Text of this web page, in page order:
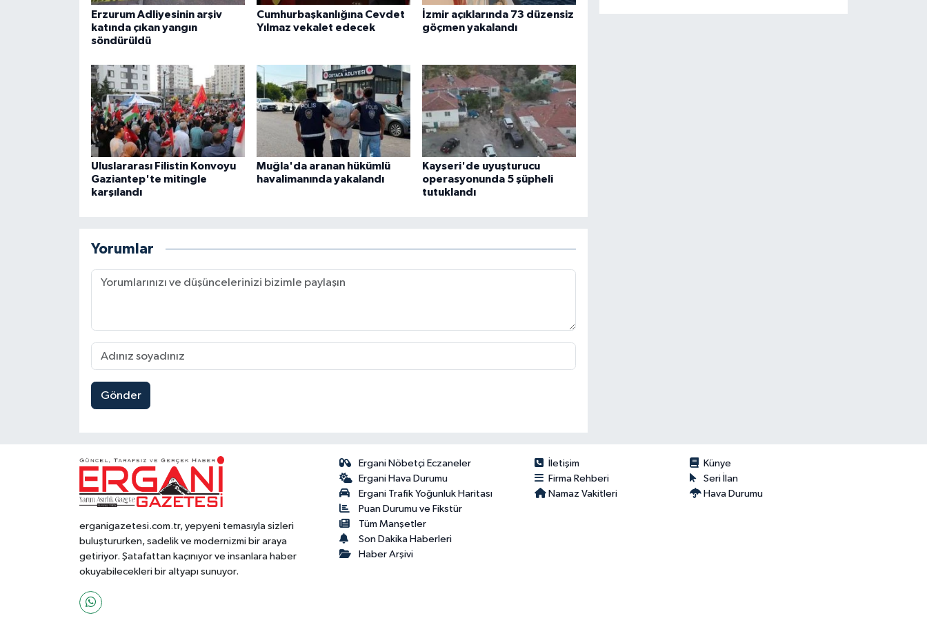
Erzurum Adliyesinin arşiv
katında çıkan yangın
söndürüldü
Cumhurbaşkanlığına Cevdet
Yılmaz vekalet edecek
İzmir açıklarında 73 düzensiz
göçmen yakalandı
Uluslararası Filistin Konvoyu
Gaziantep'te mitingle
karşılandı
Muğla'da aranan hükümlü
havalimanında yakalandı
Kayseri'de uyuşturucu
operasyonunda 5 şüpheli
tutuklandı
Yorumlar
Gönder
erganigazetesi.com.tr, yepyeni temasıyla sizleri
buluştururken, sadelik ve modernizmi bir araya
getiriyor. Şatafattan kaçınıyor ve insanlara haber
okuyabilecekleri bir altyapı sunuyor.
Ergani Nöbetçi Eczaneler
Ergani Hava Durumu
Ergani Trafik Yoğunluk Haritası
Puan Durumu ve Fikstür
Tüm Manşetler
Son Dakika Haberleri
Haber Arşivi
İletişim
Künye
Firma Rehberi
Seri İlan
Namaz Vakitleri
Hava Durumu